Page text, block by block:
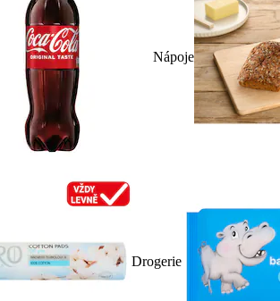
Nápoje
Drogerie